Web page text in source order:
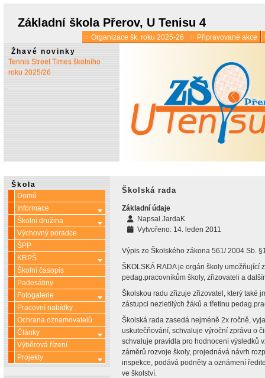
Základní škola Přerov, U Tenisu 4
Organizace šk. roku 2025-26
Připravované akce
Žhavé novinky
* 13. 5.:Vyšlo 6. číslo časopisu
Tennis Street Times školního
roku 2025/26
Škola
Domů
Informace
Více o: Informace
Školní družina Více o: Školní družina
Výchovný poradce
ŠPP
KRPŠ
Více o: KRPŠ
Školní časopis
Padesátiny
Fotogalerie
Více o: Fotogalerie
Pracovní nabídky
Ochrana oznamovatelů
Články
Více o: Články
Výběrová řízení
Projekty
Více o: Projekty
Školská rada
Základní údaje
Napsal JardaK
Vytvořeno: 14. leden 2011
Výpis ze Školského zákona 561/ 2004 Sb.
ŠKOLSKÁ RADA je orgán školy umožňující
pedag.pracovníkům školy, zřizovateli a
Školskou radu zřizuje zřizovatel, který také
zástupci nezletilých žáků a třetinu
Školská rada zasedá nejméně 2x ročně,
uskutečňování, schvaluje výroční zprávu o
schvaluje pravidla pro hodnocení výsledků
záměrů rozvoje školy, projednává návrh
inspekce, podává podněty a oznámení
ve školství.